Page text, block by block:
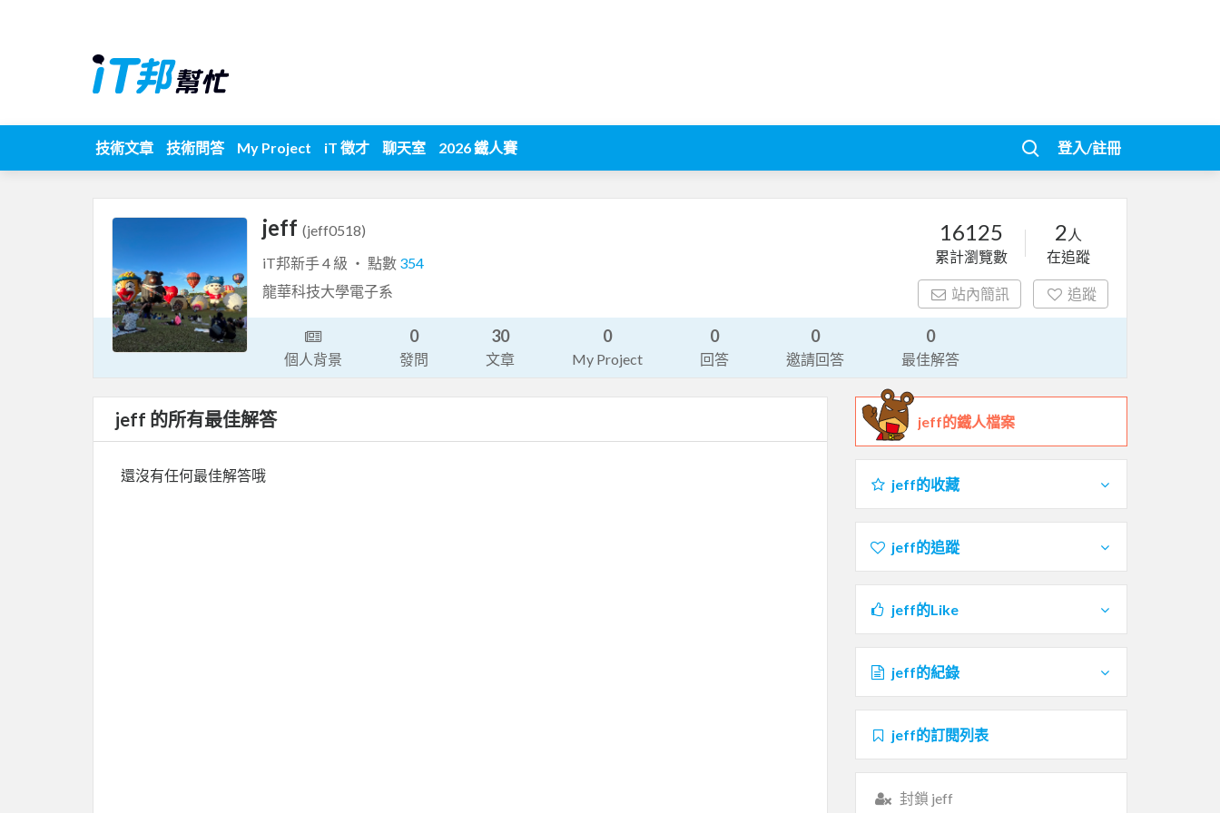
技術文章 技術問答 My Project iT 徵才 聊天室 2026 鐵人賽 登入/註冊
jeff (jeff0518)
iT邦新手 4 級 ‧ 點數 354
龍華科技大學電子系
16125
累計瀏覽數
2 人
在追蹤
站內簡訊 追蹤
個人背景
0
發問
30
文章
0
My Project
0
回答
0
邀請回答
0
最佳解答
jeff 的所有最佳解答
還沒有任何最佳解答哦
jeff的鐵人檔案
jeff的收藏
jeff的追蹤
jeff的Like
jeff的紀錄
jeff的訂閱列表
封鎖 jeff